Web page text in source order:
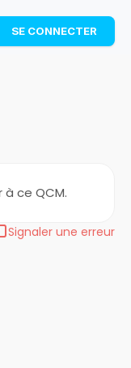
les maths cet
avec des
SE CONNECTER
ce QCM.
Signaler une erreur